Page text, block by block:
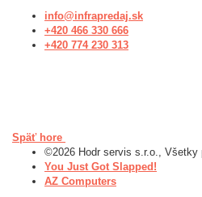
info@infrapredaj.sk
+420 466 330 666
+420 774 230 313
Späť hore
©2026 Hodr servis s.r.o., Všetky
You Just Got Slapped!
AZ Computers